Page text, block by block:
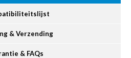
& Verzending
& FAQs